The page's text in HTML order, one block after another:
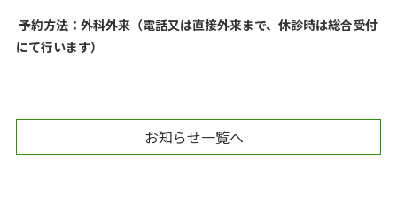
予約方法：外科外来（電話又は直接外来まで、休診時は総合受付
にて行います）
お知らせ一覧へ